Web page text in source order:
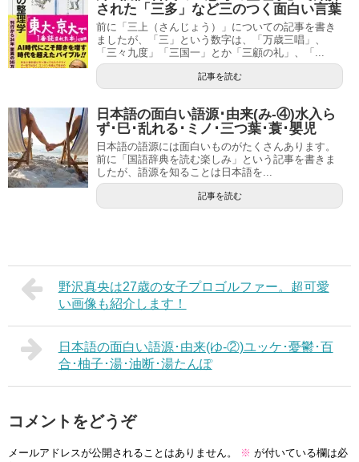
された「三多」など三のつく面白い言葉
前に「三上（さんじょう）」についての記事を書き
ましたが、「三」という数字は、「万歳三唱」、
「三々九度」「三国一」とか「三顧の礼」、「...
記事を読む
日本語の面白い語源･由来(み-④)水入ら
ず･巳･乱れる･ミノ･三つ葉･蓑･嬰児
日本語の語源には面白いものがたくさんあります。
前に「国語辞典を読む楽しみ」という記事を書きま
したが、語源を知ることは日本語を...
記事を読む
野沢真央は27歳の女子プロゴルファー。超可愛
い画像も紹介します！
日本語の面白い語源･由来(ゆ-②)ユッケ･憂鬱･百
合･柚子･湯･油断･湯たんぽ
コメントをどうぞ
メールアドレスが公開されることはありません。 ※ が付いている欄は必